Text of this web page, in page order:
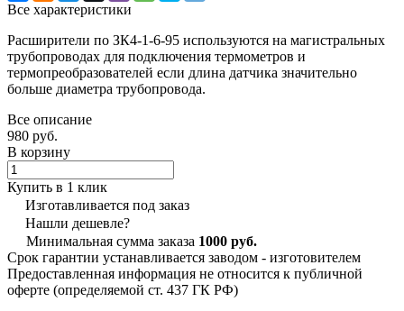
Все характеристики
Расширители по ЗК4-1-6-95 используются на магистральных
трубопроводах для подключения термометров и
термопреобразователей если длина датчика значительно
больше диаметра трубопровода.
Все описание
980 руб.
В корзину
Купить в 1 клик
Изготавливается под заказ
Нашли дешевле?
Минимальная сумма заказа 1000 руб.
Срок гарантии устанавливается заводом - изготовителем
Предоставленная информация не относится к публичной
оферте (определяемой ст. 437 ГК РФ)